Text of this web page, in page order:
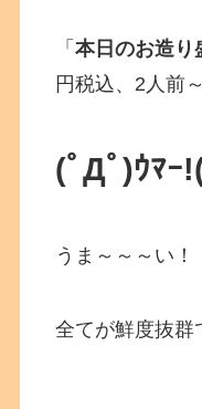
「本日のお造り
円税込、2人前
(ﾟДﾟ)ｳﾏｰ
うま～～～い！
全てが鮮度抜群